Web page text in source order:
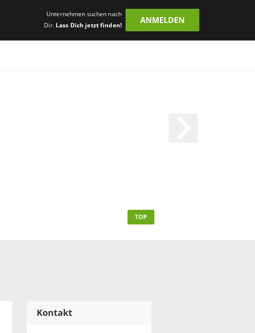
Unternehmen suchen nach
Dir. Lass Dich jetzt finden!
ANMELDEN
TOP
Kontakt